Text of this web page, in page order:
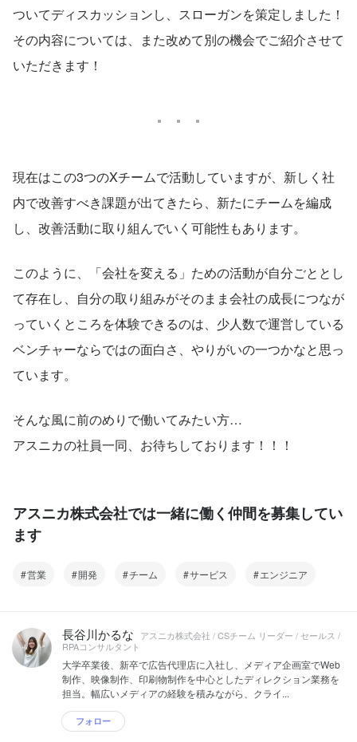
ついてディスカッションし、スローガンを策定しました！
その内容については、また改めて別の機会でご紹介させて
いただきます！
現在はこの3つのXチームで活動していますが、新しく社
内で改善すべき課題が出てきたら、新たにチームを編成
し、改善活動に取り組んでいく可能性もあります。
このように、「会社を変える」ための活動が自分ごととし
て存在し、自分の取り組みがそのまま会社の成長につなが
っていくところを体験できるのは、少人数で運営している
ベンチャーならではの面白さ、やりがいの一つかなと思っ
ています。
そんな風に前のめりで働いてみたい方…
アスニカの社員一同、お待ちしております！！！
アスニカ株式会社では一緒に働く仲間を募集してい
ます
営業 開発 チーム サービス エンジニア
長谷川かるな
アスニカ株式会社 / CSチーム リーダー / セールス /
RPAコンサルタント
大学卒業後、新卒で広告代理店に入社し、メディア企画室でWeb
制作、映像制作、印刷物制作を中心としたディレクション業務を
担当。幅広いメディアの経験を積みながら、クライ...
フォロー